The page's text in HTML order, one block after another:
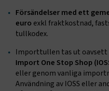
Försändelser med ett
euro exkl fraktkostnad,
tullkodex.
Importtullen tas ut oavsett
Import One Stop Shop
eller genom vanliga
Användning av IOSS eller